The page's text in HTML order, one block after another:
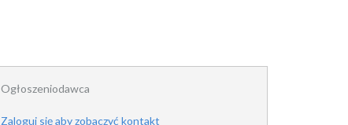
Ogłoszeniodawca
Zaloguj się aby zobaczyć kontakt